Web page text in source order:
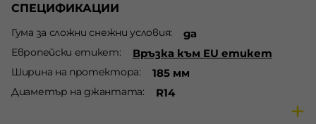
СПЕЦИФИКАЦИИ
Гума за сложни снежни условия да
Европейски етикет Връзка към EU етикет
Ширина на протектора 185 мм
Диаметър на джантата R14